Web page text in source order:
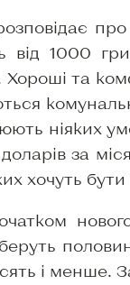
від 1000
та
ніяких
за
хочуть
і менше.